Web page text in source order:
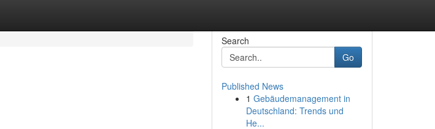
Search
Go
Published News
1 Gebäudemanagement in
Deutschland: Trends und
He...